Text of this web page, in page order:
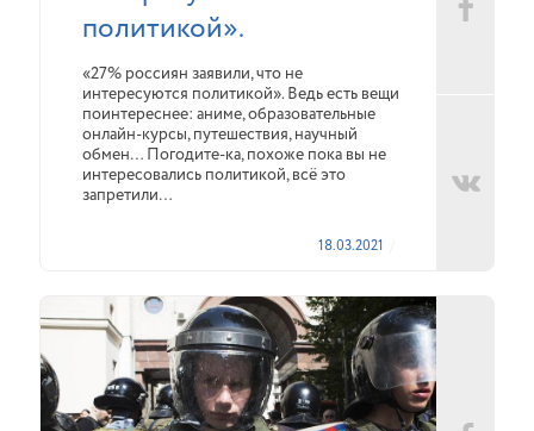
политикой».
«27% россиян заявили, что не
интересуются политикой». Ведь есть вещи
поинтереснее: аниме, образовательные
онлайн-курсы, путешествия, научный
обмен… Погодите-ка, похоже пока вы не
интересовались политикой, всё это
запретили…
18.03.2021